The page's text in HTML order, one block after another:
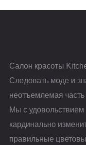
Салон красоты
Следовать моде и
неотъемлемая
Мы с
кардинально
правильные